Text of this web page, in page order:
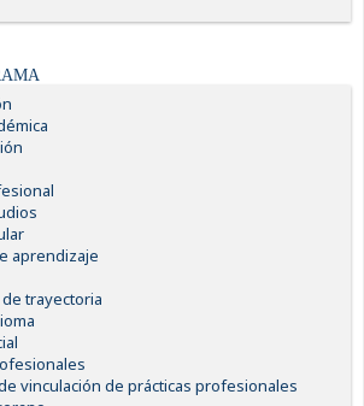
aprendizaje
trayectoria
vinculación de prácticas profesionales